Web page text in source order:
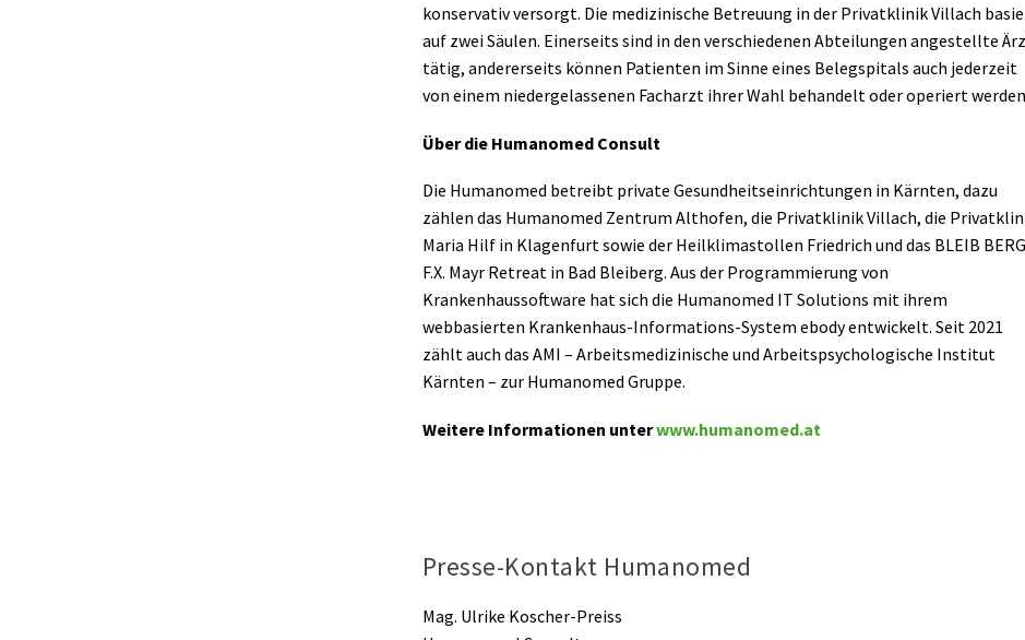
konservativ versorgt. Die medizinische Betreuung in der Privatklinik Villach
auf zwei Säulen. Einerseits sind in den verschiedenen Abteilungen angestellte
tätig, andererseits können Patienten im Sinne eines Belegspitals auch jederzeit
von einem niedergelassenen Facharzt ihrer Wahl behandelt oder operiert
Über die Humanomed Consult
Die Humanomed betreibt private Gesundheitseinrichtungen in Kärnten, dazu
zählen das Humanomed Zentrum Althofen, die Privatklinik Villach, die
Maria Hilf in Klagenfurt sowie der Heilklimastollen Friedrich und das BLEIB BERG
F.X. Mayr Retreat in Bad Bleiberg. Aus der Programmierung von
Krankenhaussoftware hat sich die Humanomed IT Solutions mit ihrem
webbasierten Krankenhaus-Informations-System ebody entwickelt. Seit 2021
zählt auch das AMI – Arbeitsmedizinische und Arbeitspsychologische Institut
Kärnten – zur Humanomed Gruppe.
Weitere Informationen unterwww.humanomed.at
Presse-Kontakt Humanomed
Mag. Ulrike Koscher-Preiss